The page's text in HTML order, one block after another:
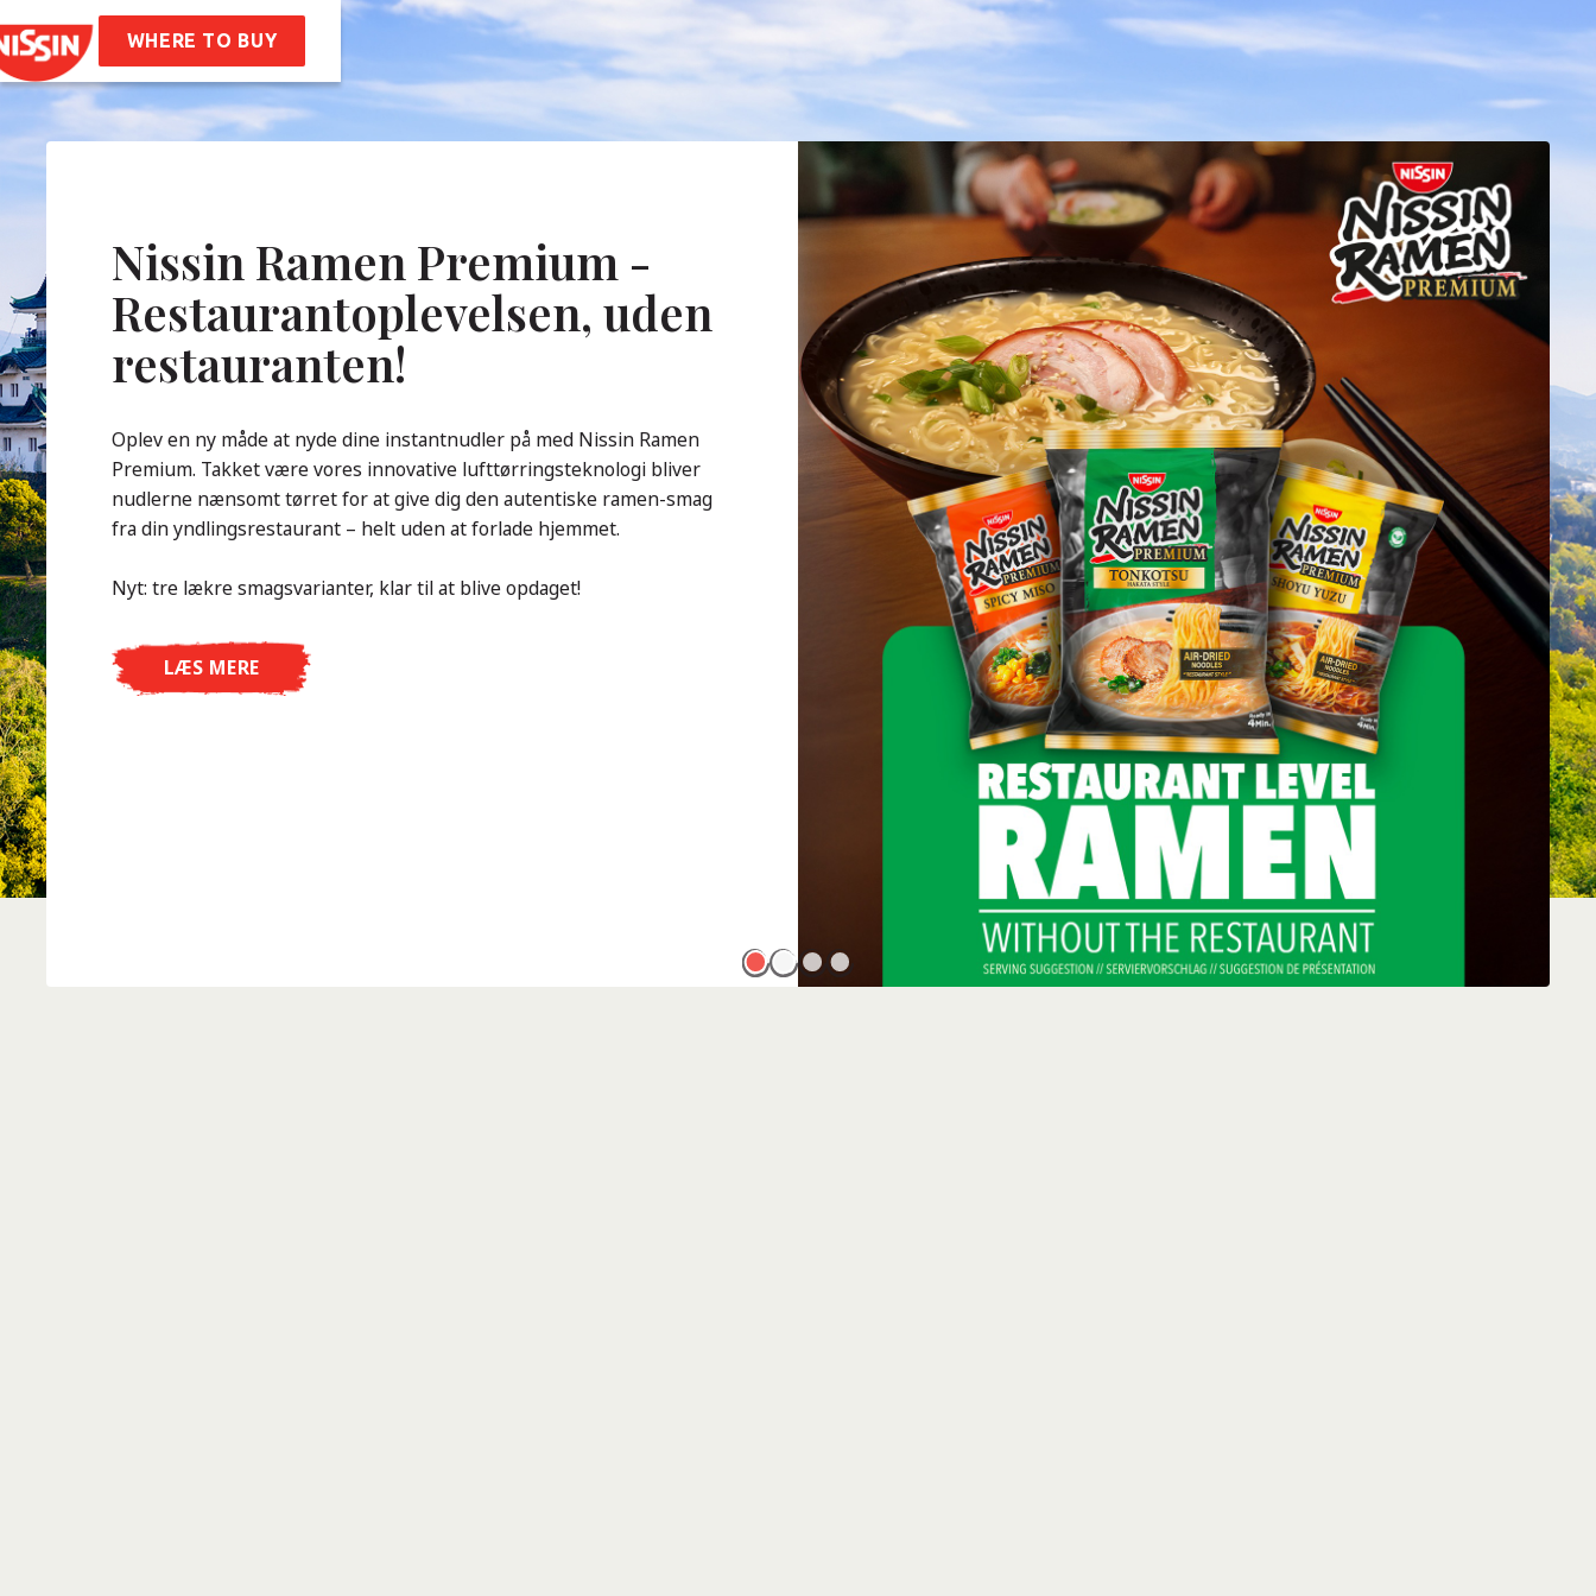
WHERE TO BUY
Os
SpørgsmålNissin Ramen Premium -
Restaurantoplevelsen, uden
restauranten!
Oplev en ny måde at nyde dine instantnudler på med Nissin Ramen
Premium. Takket være vores innovative lufttørringsteknologi bliver
nudlerne nænsomt tørret for at give dig den autentiske ramen-smag
fra din yndlingsrestaurant – helt uden at forlade hjemmet.
Nyt: tre lækre smagsvarianter, klar til at blive opdaget!
LÆS MERE